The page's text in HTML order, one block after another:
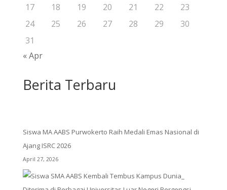
17
18 19 20 21 22
23
24
25 26 27 28 29
30
31
« Apr
Berita Terbaru
Siswa MA AABS Purwokerto Raih Medali Emas Nasional di
Ajang ISRC 2026
April 27, 2026